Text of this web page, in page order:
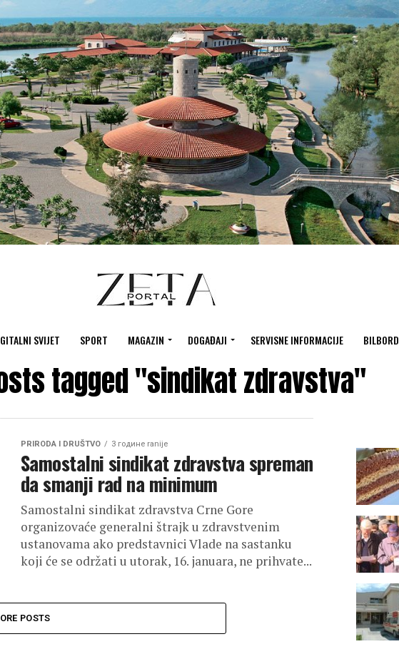
SVIJET SPORT MAGAZIN DOGAĐAJI SERVISNE INFORMACIJE BILBORD
tagged "sindikat zdravstva"
PRIRODA I DRUŠTVO 3 године ranije
Samostalni sindikat zdravstva spreman
da smanji rad na minimum
Samostalni sindikat zdravstva Crne Gore
organizovaće generalni štrajk u zdravstvenim
ustanovama ako predstavnici Vlade na sastanku
koji će se održati u utorak, 16. januara, ne prihvate...
POSTS